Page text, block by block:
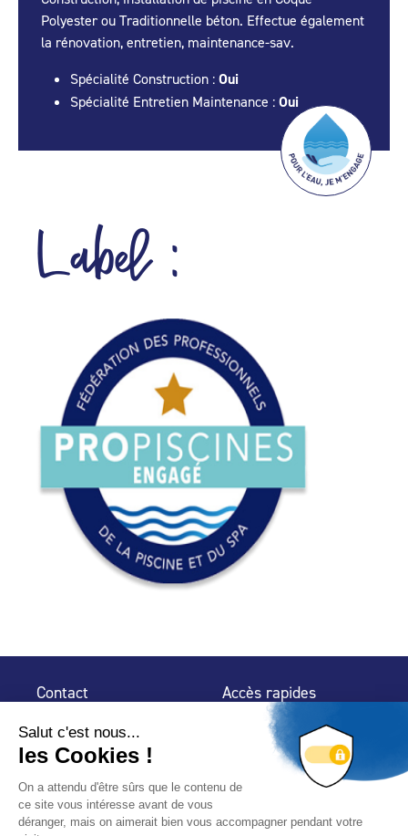
Polyester ou Traditionnelle béton. Effectue également
la rénovation, entretien, maintenance-sav.
Spécialité Construction : Oui
Spécialité Entretien Maintenance : Oui
Label :
Contact
75 009 Paris
Accès rapides
Espace Presse
Trouver un
professionnel